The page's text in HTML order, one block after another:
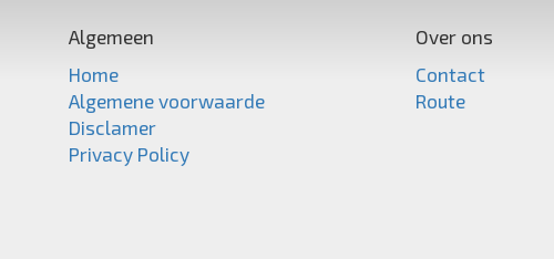
Algemeen
Home
Algemene voorwaarde
Disclamer
Privacy Policy
Over ons
Contact
Route